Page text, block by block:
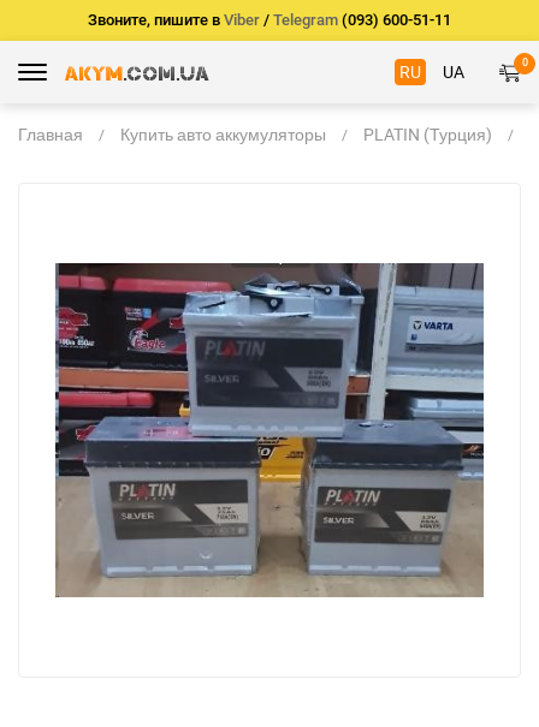
Звоните, пишите в Viber / Telegram (093) 600-51-11
RU UA 0
Главная Купить авто аккумуляторы PLATIN (Турция)